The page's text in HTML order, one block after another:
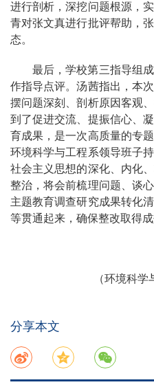
进行剖析，深挖问题根源，
青对张文真进行批评帮助，
态。
最后，学校第三指导组
作指导点评。汤茜指出，本
摆问题深刻、剖析原因客观
到了促进交流、提振信心、
育成果，是一次高质量的专
环境科学与工程系领导班子
社会主义思想的深化、内化
整治，将会前梳理问题、谈
主题教育调查研究成果转化
等贯通起来，确保整改取得成
（环境科学
分享本文